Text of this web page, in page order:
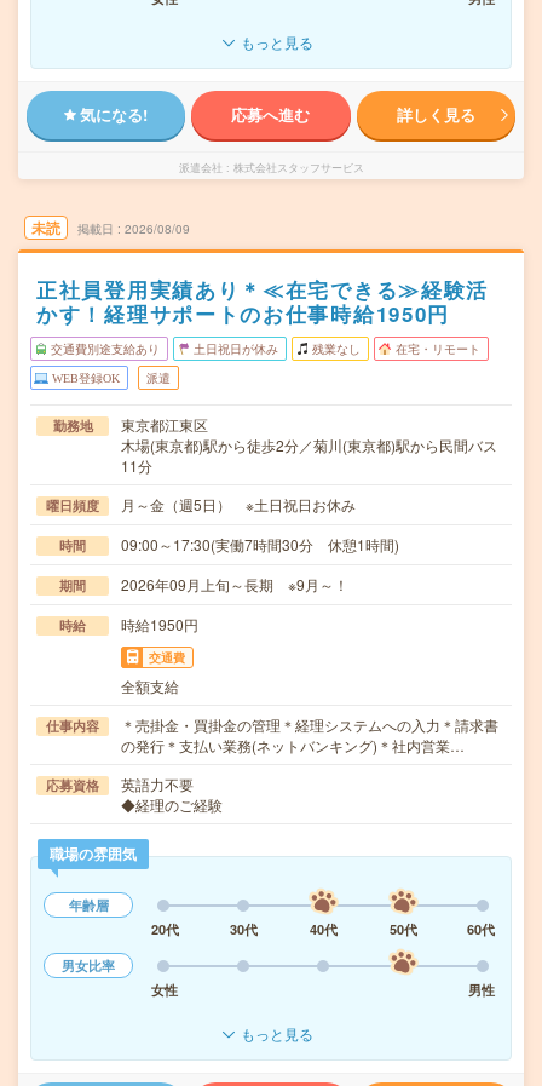
もっと見る
気になる! 応募へ進む 詳しく見る
派遣会社 株式会社スタッフサービス
未読 掲載日 2026/08/09
正社員登用実績あり＊≪在宅できる≫経験活
かす！経理サポートのお仕事時給1950円
交通費別途支給あり 土日祝日が休み 残業なし 在宅・リモート
WEB登録OK 派遣
勤務地
東京都江東区
木場(東京都)駅から徒歩2分／菊川(東京都)駅から民間バス
11分
曜日頻度 月～金（週5日） ※土日祝日お休み
時間 09:00～17:30(実働7時間30分 休憩1時間)
期間 2026年09月上旬～長期 ※9月～！
時給 時給1950円
交通費
全額支給
仕事内容
＊売掛金・買掛金の管理＊経理システムへの入力＊請求書
の発行＊支払い業務(ネットバンキング)＊社内営業…
応募資格
英語力不要
◆経理のご経験
職場の雰囲気
年齢層
20代
30代 40代 50代
60代
男女比率
女性
男性
もっと見る